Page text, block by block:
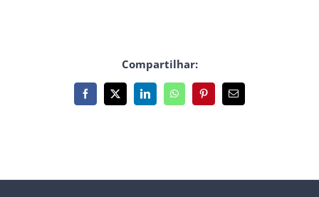
Compartilhar:
Facebook
X LinkedInWhatsAppPinterest
E-
mail